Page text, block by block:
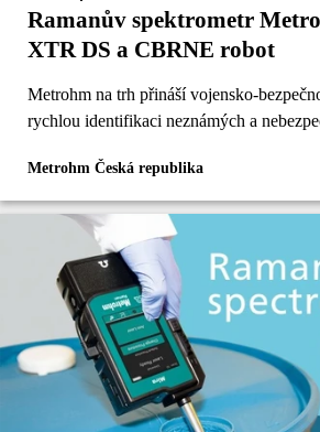
Ramanův spektrometr
XTR DS a CBRNE robot
Metrohm na trh přináší vojensko-
rychlou identifikaci neznámých a
Metrohm Česká republika